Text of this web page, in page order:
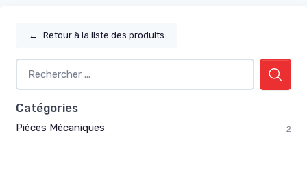
← Retour à la liste des produits
Catégories
Pièces Mécaniques 2